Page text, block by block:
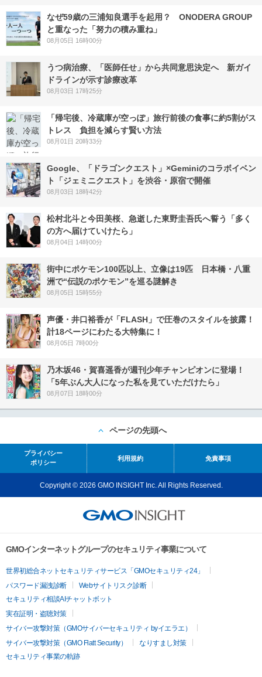
なぜ59歳の三浦知良選手を起用？ ONODERA GROUP
と重なった「努力の積み重ね」
08月05日 16時00分
うつ病治療、「医師任せ」から共同意思決定へ 新ガイ
ドラインが示す診療改革
08月03日 17時25分
「帰宅後、冷蔵庫が空っぽ」旅行前後の食事に約5割がス
トレス 負担を減らす賢い方法
08月01日 20時33分
Google、「ドラゴンクエスト」×Geminiのコラボイベン
ト「ジェミニクエスト」を渋谷・原宿で開催
08月03日 18時42分
松村北斗と今田美桜、急逝した東野圭吾氏へ誓う「多く
の方へ届けていけたら」
08月04日 14時00分
街中にポケモン100匹以上、立像は19匹 日本橋・八重
洲で“伝説のポケモン”を巡る謎解き
08月05日 15時55分
声優・井口裕香が「FLASH」で圧巻のスタイルを披露！
計18ページにわたる大特集に！
08月05日 7時00分
乃木坂46・賀喜遥香が週刊少年チャンピオンに登場！
「5年ぶん大人になった私を見ていただけたら」
08月07日 18時00分
ページの先頭へ
プライバシー
ポリシー
利用規約 免責事項
Copyright © 2026 GMO INSIGHT Inc. All Rights Reserved.
GMOインターネットグループのセキュリティ事業について
世界初総合ネットセキュリティサービス「GMOセキュリティ24」
パスワード漏洩診断
Webサイトリスク診断
セキュリティ相談AIチャットボット
実在証明・盗聴対策
サイバー攻撃対策（GMOサイバーセキュリティ byイエラエ）
サイバー攻撃対策（GMO Flatt Security）
なりすまし対策
セキュリティ事業の軌跡